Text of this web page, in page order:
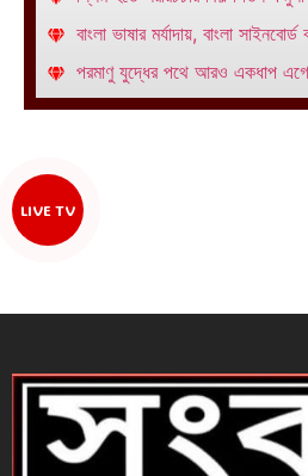
বাংলা ভাষার মর্যাদায়, বাংলা
পরমাণু যুদ্ধের পথে আরও একধাপ
LIVE TV